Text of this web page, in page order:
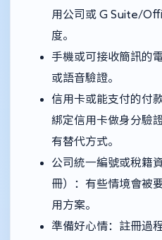
用公司或 G Suite/
度。
手機或可接收簡訊的
或語音驗證。
信用卡或能支付的付
綁定信用卡做身分驗
有替代方式。
公司統一編號或稅籍
冊）：有些情境會被
用方案。
準備好心情：註冊過